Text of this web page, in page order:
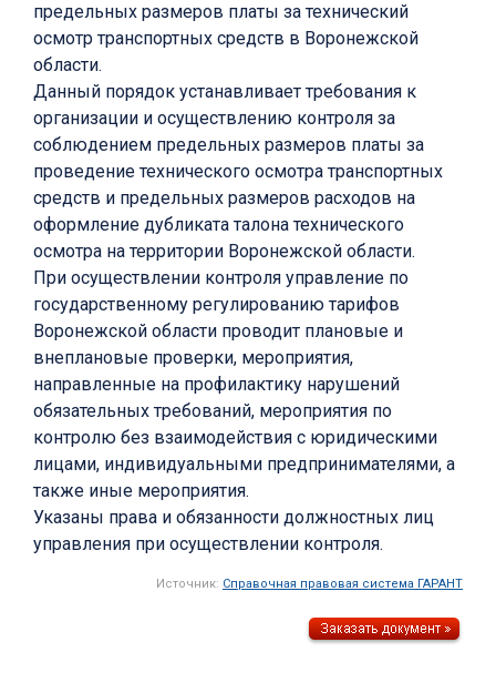
предельных размеров платы за технический
осмотр транспортных средств в Воронежской
области.
Данный порядок устанавливает требования к
организации и осуществлению контроля за
соблюдением предельных размеров платы за
проведение технического осмотра транспортных
средств и предельных размеров расходов на
оформление дубликата талона технического
осмотра на территории Воронежской области.
При осуществлении контроля управление по
государственному регулированию тарифов
Воронежской области проводит плановые и
внеплановые проверки, мероприятия,
направленные на профилактику нарушений
обязательных требований, мероприятия по
контролю без взаимодействия с юридическими
лицами, индивидуальными предпринимателями, а
также иные мероприятия.
Указаны права и обязанности должностных лиц
управления при осуществлении контроля.
Источник: Справочная правовая система ГАРАНТ